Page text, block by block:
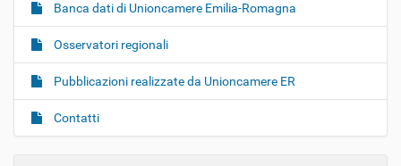
Banca dati di Unioncamere Emilia-Romagna
Osservatori regionali
Pubblicazioni realizzate da Unioncamere ER
Contatti